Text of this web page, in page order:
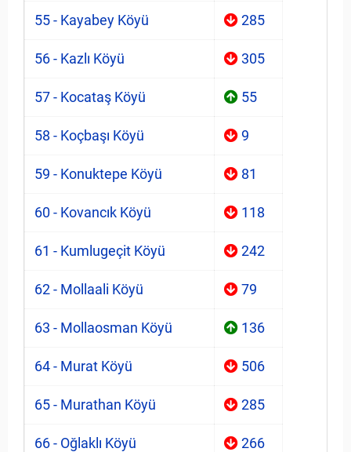
55 - Kayabey Köyü 285
56 - Kazlı Köyü 305
57 - Kocataş Köyü 55
58 - Koçbaşı Köyü 9
59 - Konuktepe Köyü 81
60 - Kovancık Köyü 118
61 - Kumlugeçit Köyü 242
62 - Mollaali Köyü 79
63 - Mollaosman Köyü 136
64 - Murat Köyü 506
65 - Murathan Köyü 285
66 - Oğlaklı Köyü 266